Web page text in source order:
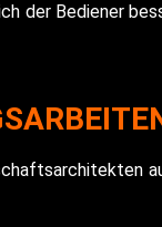
der Bediener